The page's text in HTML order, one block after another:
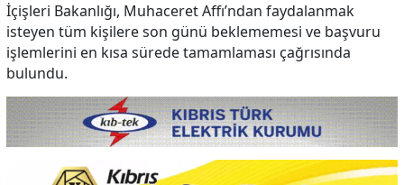
İçişleri Bakanlığı, Muhaceret Affı’ndan faydalanmak
isteyen tüm kişilere son günü beklememesi ve başvuru
işlemlerini en kısa sürede tamamlaması çağrısında
bulundu.